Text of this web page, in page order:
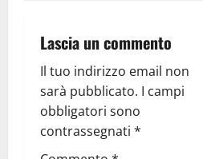
Lascia un commento
Il tuo indirizzo email non
sarà pubblicato. I campi
obbligatori sono
contrassegnati *